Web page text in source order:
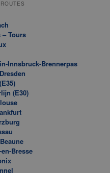
– Tours
Innsbruck-Brennerpas
(E30)
Bresse